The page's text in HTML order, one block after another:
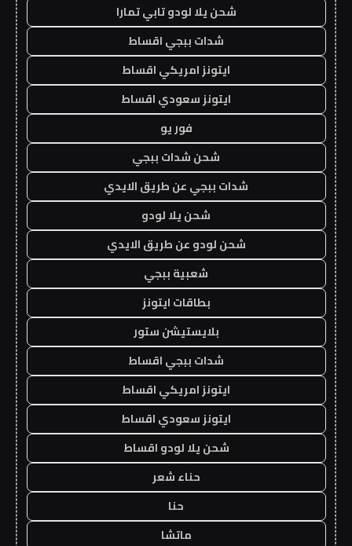
شحن يلا لودو تابي تمارا
شدات ببجي اقساط
ايتونز امريكي اقساط
ايتونز سعودي اقساط
فور يو
شحن شدات ببجي
شدات ببجي عن طريق الايدي
شحن يلا لودو
شحن لودو عن طريق الايدي
شعبية ببجي
بطاقات ايتونز
بلايستيشن ستور
شدات ببجي اقساط
ايتونز امريكي اقساط
ايتونز سعودي اقساط
شحن يلا لودو اقساط
حناء شعر
حنا
ماتشا